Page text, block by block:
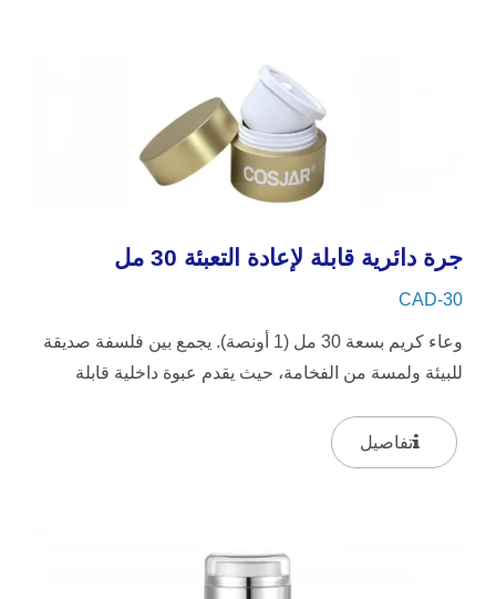
جرة دائرية قابلة لإعادة التعبئة 30 مل
CAD-30
وعاء كريم بسعة 30 مل (1 أونصة). يجمع بين فلسفة صديقة
للبيئة ولمسة من الفخامة، حيث يقدم عبوة داخلية قابلة
تفاصيل